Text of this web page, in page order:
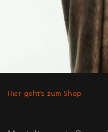
Hier geht’s zum Shop